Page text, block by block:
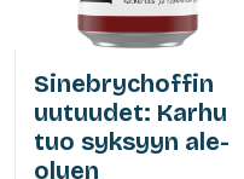
Sinebrychoffin
uutuudet: Karhu
tuo syksyyn ale-
oluen